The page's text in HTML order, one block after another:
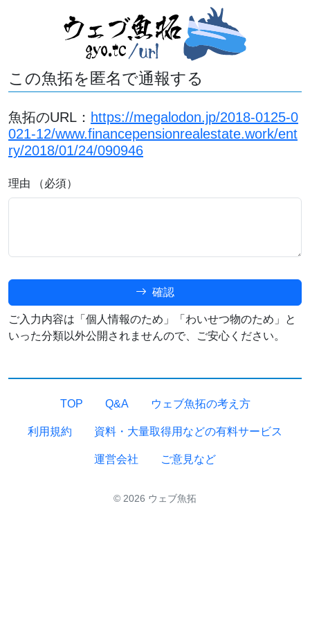
この魚拓を匿名で通報する
魚拓のURL： https://megalodon.jp/2018-0125-0
021-12/www.financepensionrealestate.work/ent
ry/2018/01/24/090946
理由 （必須）
確認
ご入力内容は「個人情報のため」「わいせつ物のため」と
いった分類以外公開されませんので、ご安心ください。
TOP Q&A ウェブ魚拓の考え方
利用規約 資料・大量取得用などの有料サービス
運営会社 ご意見など
© 2026 ウェブ魚拓